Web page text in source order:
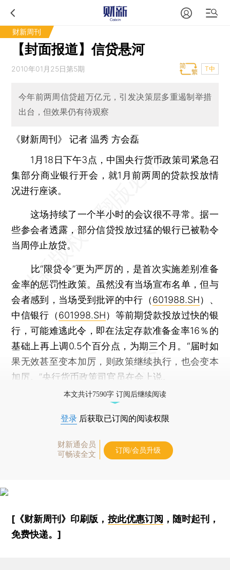
财新周刊
【封面报道】信贷悬河
2010年01月25日第5期 T中
今年前两周信贷超万亿元，引发决策层多重遏制举措
出台，但效果仍有待观察
《财新周刊》 记者 温秀 方会磊
1月18日下午3点，中国央行货币政策司紧急召
集部分商业银行开会，就1月前两周的贷款投放情
况进行座谈。
这场持续了一个半小时的会议很不寻常。据一
些参会者透露，部分信贷投放过猛的银行已被勒令
当周停止放贷。
比“限贷令”更为严厉的，是首次实施差别准备
金率的惩罚性政策。虽然没有当场宣布名单，但与
会者感到，当场受到批评的中行（601988.SH）、
中信银行（601998.SH）等前期贷款投放过快的银
行，可能难逃此令，即在法定存款准备金率16％的
基础上再上调0.5个百分点，为期三个月。“届时如
果无效甚至变本加厉，则政策继续执行，也会变本
加厉。”央行货币政策司官员在会上说。
本文共计7590字 订阅后继续阅读
登录 后获取已订阅的阅读权限
财新通会员
可畅读全文
订阅/会员升级
[《财新周刊》印刷版， 按此优惠订阅 ，随时起刊，
免费快递。]